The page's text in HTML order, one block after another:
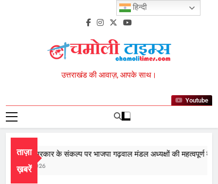
Chamoli Times
उत्तराखंड की आवाज़, आपके साथ।
Youtube
ताज़ा
ख़बरें
बार सरकार के संकल्प पर भाजपा गढ़वाल मंडल अध्यक्षों की महत्वपूर्ण बैठक
8, 2026
हिन्दी